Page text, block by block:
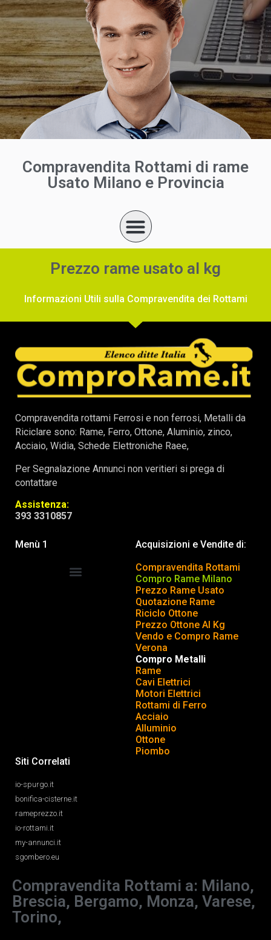
Compravendita Rottami di rame
Usato Milano e Provincia
Prezzo rame usato al kg
Informazioni Utili sulla Compravendita dei Rottami
Compravendita rottami Ferrosi e non ferrosi, Metalli da
Riciclare sono: Rame, Ferro, Ottone, Aluminio, zinco,
Acciaio, Widia, Schede Elettroniche Raee,
Per Segnalazione Annunci non veritieri si prega di
contattare
Assistenza:
393 3310857
Menù 1
Acquisizioni e Vendite di:
Compravendita Rottami
Compro Rame Milano
Prezzo Rame Usato
Quotazione Rame
Riciclo Ottone
Prezzo Ottone Al Kg
Vendo e Compro Rame
Verona
Compro Metalli
Rame
Cavi Elettrici
Motori Elettrici
Rottami di Ferro
Acciaio
Alluminio
Ottone
Piombo
Siti Correlati
io-spurgo.it
bonifica-cisterne.it
rameprezzo.it
io-rottami.it
my-annunci.it
sgombero.eu
Compravendita Rottami a: Milano,
Brescia, Bergamo, Monza, Varese,
Torino,